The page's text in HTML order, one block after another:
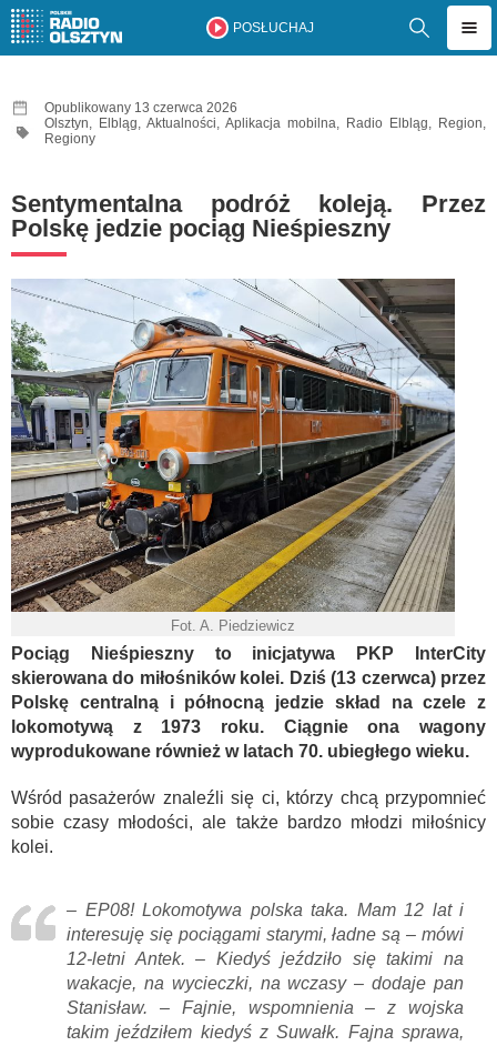
POSŁUCHAJ
Opublikowany 13 czerwca 2026
Olsztyn, Elbląg, Aktualności, Aplikacja mobilna, Radio Elbląg, Region,
Regiony
Sentymentalna podróż koleją. Przez
Polskę jedzie pociąg Nieśpieszny
Fot. A. Piedziewicz
Pociąg Nieśpieszny to inicjatywa PKP InterCity
skierowana do miłośników kolei. Dziś (13 czerwca) przez
Polskę centralną i północną jedzie skład na czele z
lokomotywą z 1973 roku. Ciągnie ona wagony
wyprodukowane również w latach 70. ubiegłego wieku.
Wśród pasażerów znaleźli się ci, którzy chcą przypomnieć
sobie czasy młodości, ale także bardzo młodzi miłośnicy
kolei.
– EP08! Lokomotywa polska taka. Mam 12 lat i
interesuję się pociągami starymi, ładne są – mówi
12-letni Antek. – Kiedyś jeździło się takimi na
wakacje, na wycieczki, na wczasy – dodaje pan
Stanisław. – Fajnie, wspomnienia – z wojska
takim jeździłem kiedyś z Suwałk. Fajna sprawa,